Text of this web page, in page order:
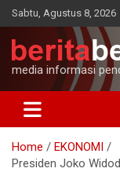
Skip
to
content
Sabtu, Agustus 8, 2026
media informasi
Home
EKONOMI
Presiden Joko